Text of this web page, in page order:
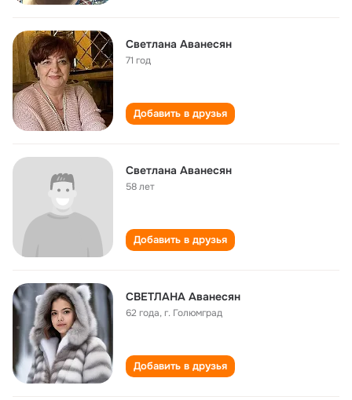
Светлана Аванесян
71 год
Добавить в друзья
Светлана Аванесян
58 лет
Добавить в друзья
СВЕТЛАНА Aванесян
62 года,г. Голюмград
Добавить в друзья